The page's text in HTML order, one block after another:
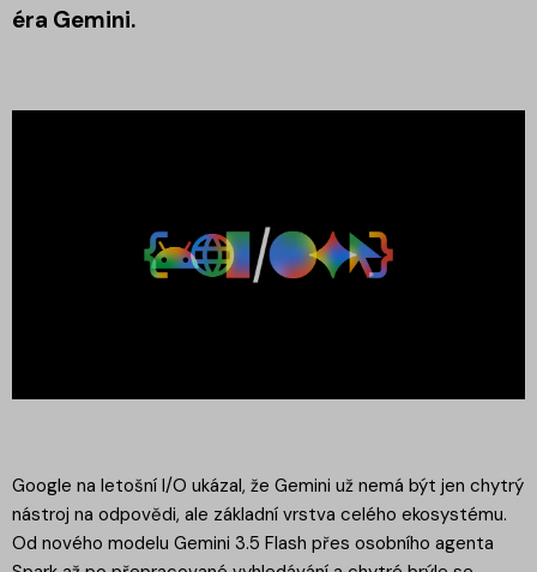
éra Gemini.
Google na letošní I/O ukázal, že Gemini už nemá být jen chytrý
nástroj na odpovědi, ale základní vrstva celého ekosystému.
Od nového modelu Gemini 3.5 Flash přes osobního agenta